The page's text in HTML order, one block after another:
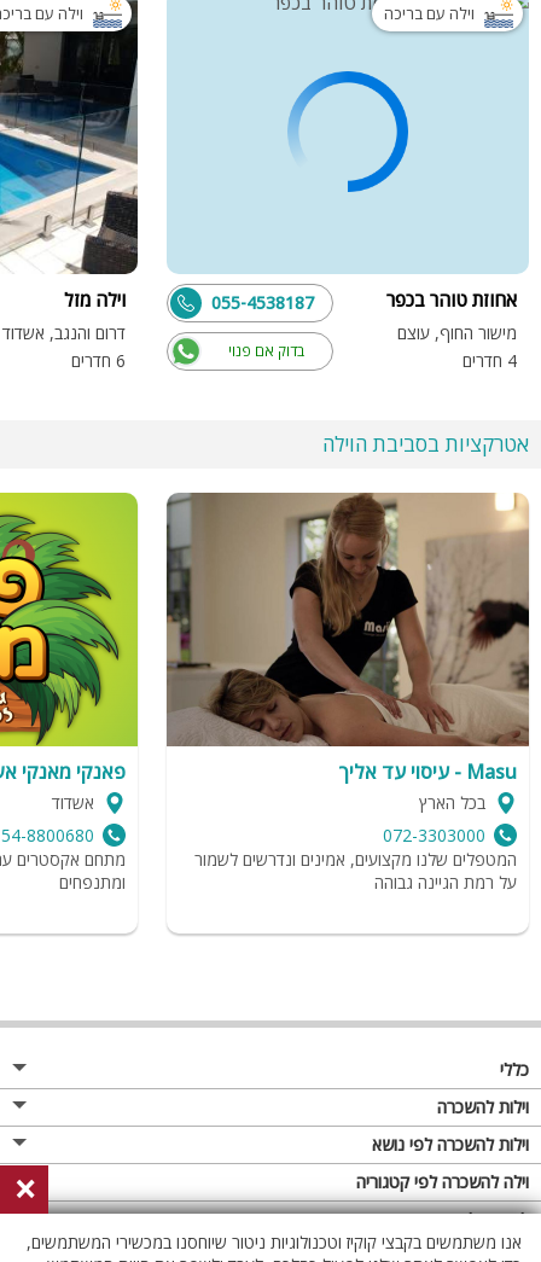
וילה עם בריכה
אחוזת טוהר בכפר
מישור החוף, עוצם
4 חדרים
בדוק אם פנוי
055-4538187
וילה עם
וילה מזל
דרום והנגב, אשדוד
6 חדרים
אטרקציות בסביבת הוילה
Masu - עיסוי עד אליך
בכל הארץ
072-3303000
המטפלים שלנו מקצועים, אמינים ונדרשים לשמור
על רמת הגיינה גבוהה
פאנקי מאנקי
אשדוד
8800680
מתחם אקסטרים עם
ומתנפחים
כללי
מגזין
פרסום באתר
תקנון
מדיניות פרטיות
וילות להשכרה
וילות בצפון
וילות במרכז
וילות בדרום
וילות באילת
וילות להשכרה לפי נושא
וילה לזוגות
וילות למשפחות
וילות לציבור הדתי
וילה להשכרה לפי קטגוריה
וילות עם בריכה
וילה עם בריכה מחוממת
לופטים להשכרה
לופט
×
אנו משתמשים בקבצי קוקיז וטכנולוגיות ניטור שיוחסנו במכשירי המשתמשים,